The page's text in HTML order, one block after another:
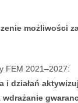
możliwości
FEM 2021–2027:
i działań
wdrażanie